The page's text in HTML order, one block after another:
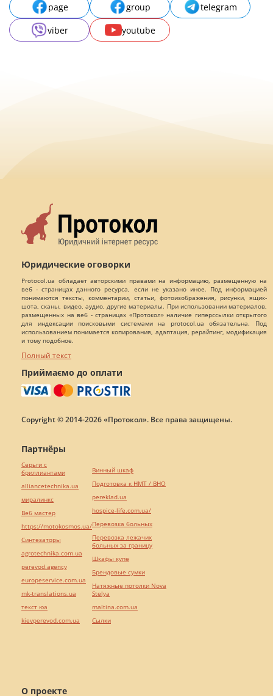
page group
telegram
viber
youtube
Юридические оговорки
Protocol.ua обладает авторскими правами на информацию, размещенную на
веб - страницах данного ресурса, если не указано иное. Под информацией
понимаются тексты, комментарии, статьи, фотоизображения, рисунки, ящик-
шота, сканы, видео, аудио, другие материалы. При использовании материалов,
размещенных на веб - страницах «Протокол» наличие гиперссылки открытого
для индексации поисковыми системами на protocol.ua обязательна. Под
использованием понимается копирования, адаптация, рерайтинг, модификация
и тому подобное.
Полный текст
Приймаємо до оплати
Copyright © 2014-2026 «Протокол». Все права защищены.
О проекте
Партнёры
Серьги с
бриллиантами
alliancetechnika.ua
миралинкс
Веб мастер
https://motokosmos.ua/
Синтезаторы
agrotechnika.com.ua
perevod.agency
europeservice.com.ua
mk-translations.ua
текст юа
kievperevod.com.ua
Винный шкаф
Подготовка к НМТ / ВНО
pereklad.ua
hospice-life.com.ua/
Перевозка больных
Перевозка лежачих
больных за границу
Шкафы купе
Брендовые сумки
Натяжные потолки Nova
Stelya
maltina.com.ua
Cылки